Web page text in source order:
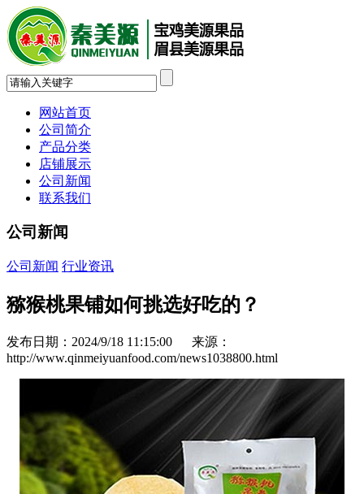
网站首页
公司简介
产品分类
店铺展示
公司新闻
联系我们
公司新闻
公司新闻 行业资讯
猕猴桃果铺如何挑选好吃的？
发布日期：2024/9/18 11:15:00 来源：
http://www.qinmeiyuanfood.com/news1038800.html